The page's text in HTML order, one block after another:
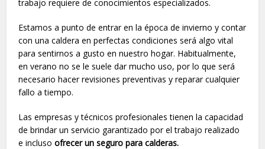
trabajo requiere de conocimientos especializados.
Estamos a punto de entrar en la época de invierno y contar
con una caldera en perfectas condiciones será algo vital
para sentirnos a gusto en nuestro hogar. Habitualmente,
en verano no se le suele dar mucho uso, por lo que será
necesario hacer revisiones preventivas y reparar cualquier
fallo a tiempo.
Las empresas y técnicos profesionales tienen la capacidad
de brindar un servicio garantizado por el trabajo realizado
e incluso ofrecer un seguro para calderas.